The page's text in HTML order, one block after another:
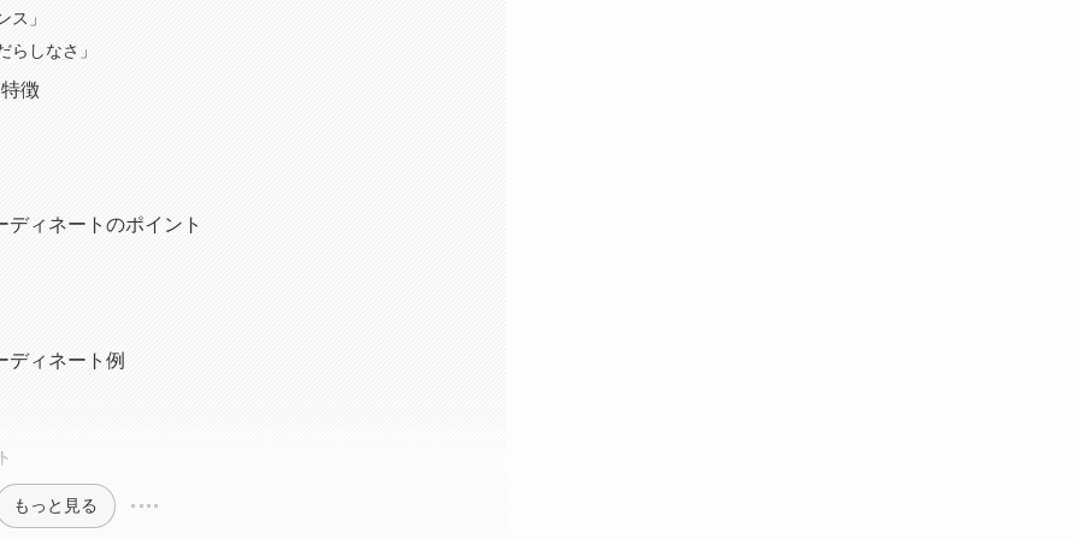
ス」
らしなさ」
徴
ィネートのポイント
ディネート例
もっと見る